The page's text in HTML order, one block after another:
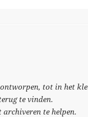
tot in het
te vinden.
archiveren te helpen.